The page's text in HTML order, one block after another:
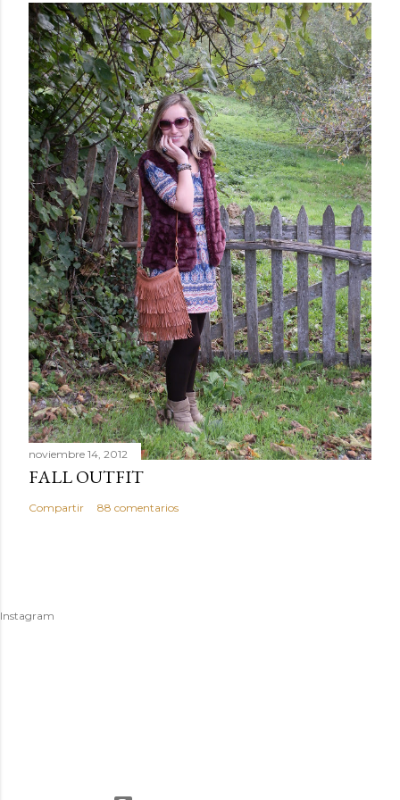
noviembre 14, 2012
FALL OUTFIT
Compartir 88 comentarios
Instagram